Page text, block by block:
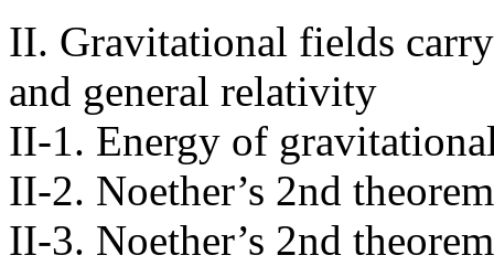
II. Gravitational fields
and general relativity
II-1. Energy of
II-2. Noether’s 2nd theorem
II-3. Noether’s 2nd